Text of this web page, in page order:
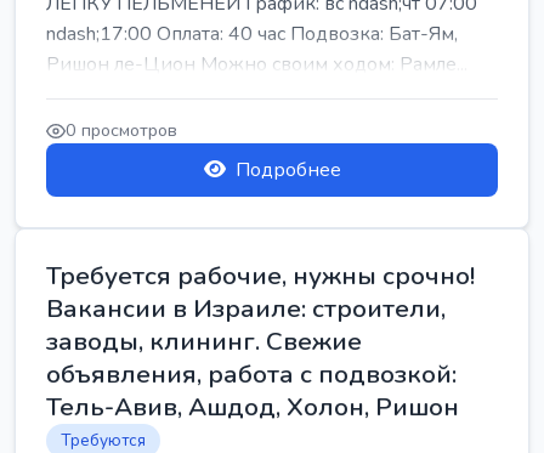
ndash;17:00 Оплата: 40 час Подвозка: Бат-Ям,
Ришон ле-Цион Можно своим ходом: Рамле...
0 просмотров
Подробнее
Требуется рабочие, нужны срочно!
Вакансии в Израиле: строители,
заводы, клининг. Свежие
объявления, работа с подвозкой:
Тель-Авив, Ашдод, Холон, Ришон
Требуются